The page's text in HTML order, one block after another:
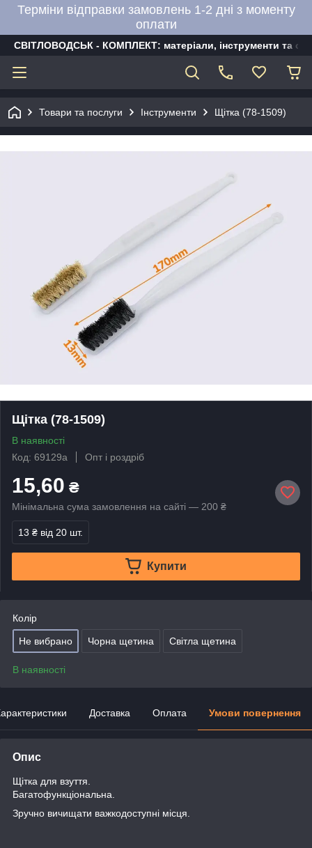
Терміни відправки замовлень 1-2 дні з моменту
оплати
СВІТЛОВОДСЬК - КОМПЛЕКТ: матеріали, інструменти та
Товари та послуги Інструменти Щітка (78-1509)
Щітка (78-1509)
В наявності
Код: 69129a
Опт і роздріб
15,60 ₴
Мінімальна сума замовлення на сайті — 200 ₴
13 ₴ від 20 шт.
Купити
Колір
Не вибрано Чорна щетина Світла щетина
В наявності
Доставка Оплата Умови повернення
Опис
Щітка для взуття.
Багатофункціональна.
Зручно вичищати важкодоступні місця.